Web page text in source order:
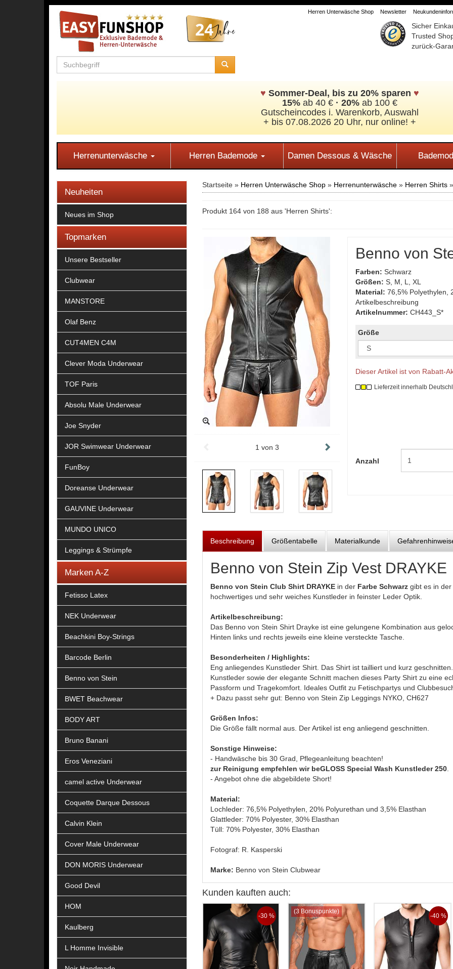
Herren Unterwäsche Shop Newsletter
Sicher
Trusted
zurück-
♥ Sommer-Deal, bis zu 20% sparen ♥
15% ab 40 € · 20% ab 100 €
Gutscheincodes i. Warenkorb, Auswahl
+ bis 07.08.2026 20 Uhr, nur online! +
Herrenunterwäsche Herren Bademode Damen Dessous & Wäsche
Neuheiten
Neues im Shop
Topmarken
Unsere Bestseller
Clubwear
MANSTORE
Olaf Benz
CUT4MEN C4M
Clever Moda Underwear
TOF Paris
Absolu Male Underwear
Joe Snyder
JOR Swimwear Underwear
FunBoy
Doreanse Underwear
GAUVINE Underwear
MUNDO UNICO
Leggings & Strümpfe
Marken A-Z
Fetisso Latex
NEK Underwear
Beachkini Boy-Strings
Barcode Berlin
Benno von Stein
BWET Beachwear
BODY ART
Bruno Banani
Eros Veneziani
camel active Underwear
Coquette Darque Dessous
Calvin Klein
Cover Male Underwear
DON MORIS Underwear
Good Devil
HOM
Kaulberg
L Homme Invisible
Startseite » Herren Unterwäsche Shop » Herrenunterwäsche» Herren Shirts
Produkt 164 von 188 aus 'Herren Shirts':
1 von 3
Benno von
Farben: Schwarz
Größen: S, M, L, XL
Material: 76,5% Polyethylen,
Artikelbeschreibung
Artikelnummer: CH443_S*
Größe
Dieser Artikel ist von Rabatt-
Lieferzeit innerhalb
Anzahl
Beschreibung Größentabelle Materialkunde
Benno von Stein Zip Vest DRAYKE
Benno von Stein Club Shirt DRAYKEin der Farbe Schwarz gibt es in der
hochwertiges und sehr weiches Kunstleder in feinster Leder Optik.
Artikelbeschreibung:
Das Benno von Stein Shirt Drayke ist eine gelungene Kombination aus
Hinten links und rechts jeweils eine kleine versteckte Tasche.
Besonderheiten / Highlights:
Eng anliegendes Kunstleder Shirt. Das Shirt ist tailliert und kurz
Kunstleder sowie der elegante Schnitt machen dieses Party Shirt zu eine
Passform und Tragekomfort. Ideales Outfit zu Fetischpartys und
+ Dazu passt sehr gut: Benno von Stein Zip Leggings NYKO, CH627
Größen Infos:
Die Größe fällt normal aus. Der Artikel ist eng anliegend geschnitten.
Sonstige Hinweise:
- Handwäsche bis 30 Grad, Pflegeanleitung beachten!
zur Reinigung empfehlen wir beGLOSS Special Wash Kunstleder 250.
- Angebot ohne die abgebildete Short!
Material:
Lochleder: 76,5% Polyethylen, 20% Polyurethan und 3,5% Elasthan
Glattleder: 70% Polyester, 30% Elasthan
Tüll: 70% Polyester, 30% Elasthan
Fotograf: R. Kasperski
Marke: Benno von Stein Clubwear
Kunden kauften auch:
-30 %
(3 Bonuspunkte)
-40 %